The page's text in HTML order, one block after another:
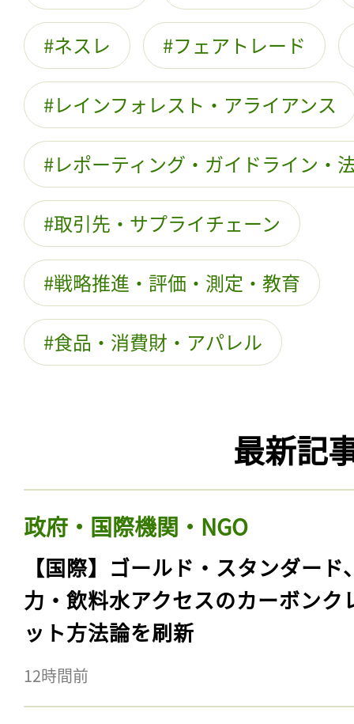
ネスレ フェアトレード
レインフォレスト・アライアンス
レポーティング・ガイドライン・
取引先・サプライチェーン
戦略推進・評価・測定・教育
食品・消費財・アパレル
最新記
政府・国際機関・NGO
【国際】ゴールド・スタンダード
力・飲料水アクセスのカーボンク
ット方法論を刷新
12時間前